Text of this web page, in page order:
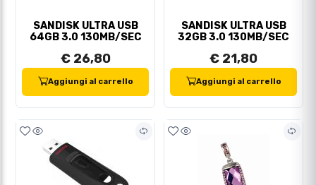
SANDISK ULTRA USB
64GB 3.0 130MB/SEC
€ 26,80
Aggiungi al carrello
SANDISK ULTRA USB
32GB 3.0 130MB/SEC
€ 21,80
Aggiungi al carrello